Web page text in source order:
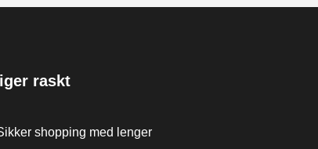
raskt
shopping med lenger